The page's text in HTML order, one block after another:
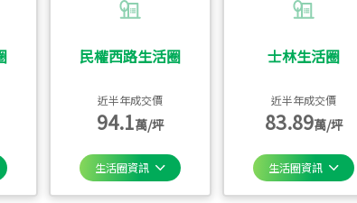
民權西路生活圈
近半年成交價
94.1萬/坪
生活圈資訊
士林生活圈
近半年成交價
83.89萬/坪
生活圈資訊